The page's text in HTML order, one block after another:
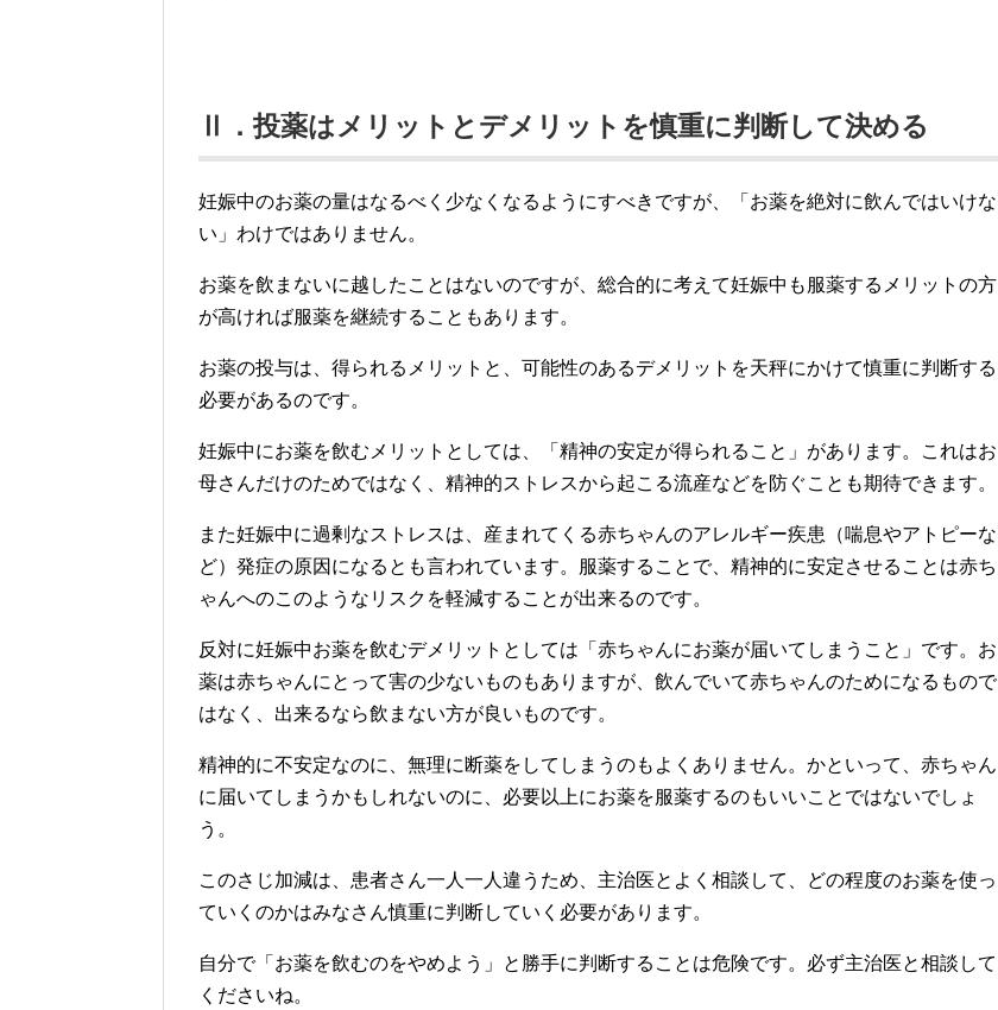
Ⅱ．投薬はメリットとデメリットを慎重に判断して決める
妊娠中のお薬の量はなるべく少なくなるようにすべきですが、「お薬を絶対に飲んではいけな
い」わけではありません。
お薬を飲まないに越したことはないのですが、総合的に考えて妊娠中も服薬するメリットの方
が高ければ服薬を継続することもあります。
お薬の投与は、得られるメリットと、可能性のあるデメリットを天秤にかけて慎重に判断する
必要があるのです。
妊娠中にお薬を飲むメリットとしては、「精神の安定が得られること」があります。これはお
母さんだけのためではなく、精神的ストレスから起こる流産などを防ぐことも期待できます。
また妊娠中に過剰なストレスは、産まれてくる赤ちゃんのアレルギー疾患（喘息やアトピーな
ど）発症の原因になるとも言われています。服薬することで、精神的に安定させることは赤ち
ゃんへのこのようなリスクを軽減することが出来るのです。
反対に妊娠中お薬を飲むデメリットとしては「赤ちゃんにお薬が届いてしまうこと」です。お
薬は赤ちゃんにとって害の少ないものもありますが、飲んでいて赤ちゃんのためになるもので
はなく、出来るなら飲まない方が良いものです。
精神的に不安定なのに、無理に断薬をしてしまうのもよくありません。かといって、赤ちゃん
に届いてしまうかもしれないのに、必要以上にお薬を服薬するのもいいことではないでしょ
う。
このさじ加減は、患者さん一人一人違うため、主治医とよく相談して、どの程度のお薬を使っ
ていくのかはみなさん慎重に判断していく必要があります。
自分で「お薬を飲むのをやめよう」と勝手に判断することは危険です。必ず主治医と相談して
くださいね。